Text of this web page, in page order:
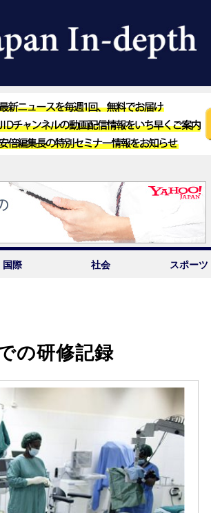
国際 社会 スポーツ
の研修記録